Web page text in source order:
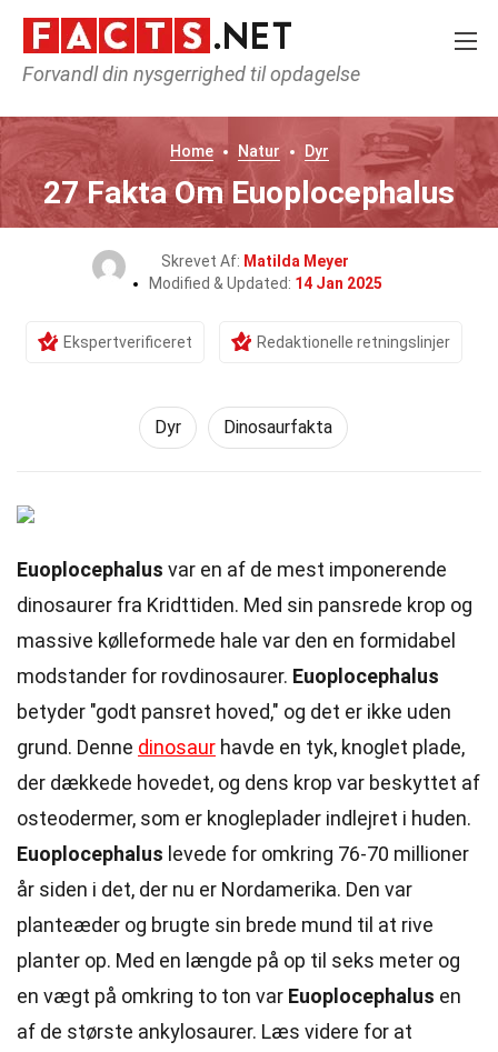
Forvandl din nysgerrighed til opdagelse
Home Natur Dyr
27 Fakta Om Euoplocephalus
Skrevet Af: Matilda Meyer
Modified & Updated: 14 Jan 2025
Ekspertverificeret Redaktionelle retningslinjer
Dyr Dinosaurfakta
Euoplocephalus var en af de mest imponerende
dinosaurer fra Kridttiden. Med sin pansrede krop og
massive kølleformede hale var den en formidabel
modstander for rovdinosaurer. Euoplocephalus
betyder "godt pansret hoved," og det er ikke uden
grund. Denne dinosaur havde en tyk, knoglet plade,
der dækkede hovedet, og dens krop var beskyttet af
osteodermer, som er knogleplader indlejret i huden.
Euoplocephalus levede for omkring 76-70 millioner
år siden i det, der nu er Nordamerika. Den var
planteæder og brugte sin brede mund til at rive
planter op. Med en længde på op til seks meter og
en vægt på omkring to ton var Euoplocephalus en
af de største ankylosaurer. Læs videre for at